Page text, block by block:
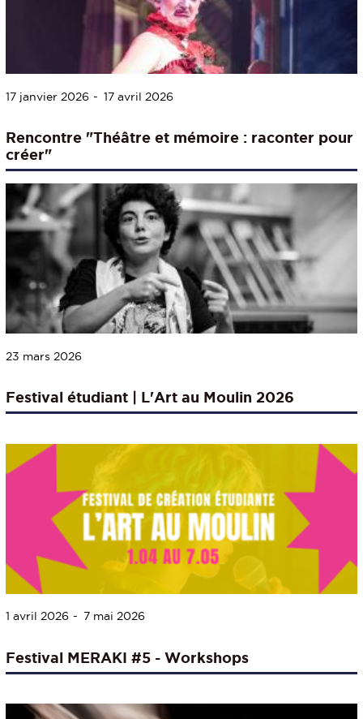
17 janvier 2026 17 avril 2026
Rencontre "Théâtre et mémoire : raconter pour
créer"
23 mars 2026
Festival étudiant | L'Art au Moulin 2026
1 avril 2026 7 mai 2026
Festival MERAKI #5 - Workshops